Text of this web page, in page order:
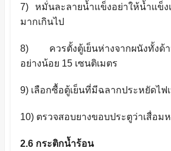
7) หมั่นละลายน้ำแข็งอย่าให้น้ำแข็ง
มากเกินไป
8) ควรตั้งตู้เย็นห่างจากผนังทั้งด้
อย่างน้อย 15 เซนติเมตร
9) เลือกซื้อตู้เย็นที่มีฉลากประหยัดไฟ
10) ตรวจสอบยางขอบประตูว่าเสื่อม
2.6 กระติกน้ำร้อน